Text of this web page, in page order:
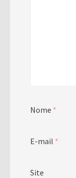
Nome *
E-mail *
Site